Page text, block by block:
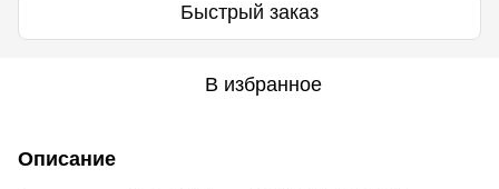
Быстрый заказ
В избранное
Описание